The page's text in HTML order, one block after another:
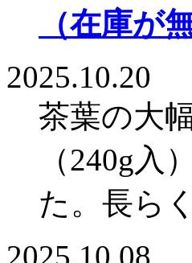
（在庫が
2025.10.20
茶葉の大
（240g
た。長ら